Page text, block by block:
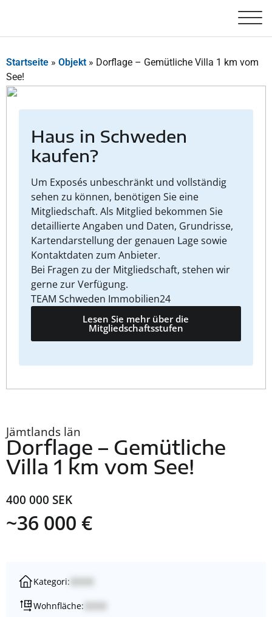
Startseite » Objekt » Dorflage – Gemütliche Villa 1 km vom
See!
Haus in Schweden
kaufen?
Um Exposés unbeschränkt und vollständig
sehen zu können, benötigen Sie eine
Mitgliedschaft. Als Mitglied bekommen Sie
detaillierte Angaben und Daten, Grundrisse,
Kartendarstellung der genauen Lage sowie
Kontaktdaten zum Anbieter.
Bei Fragen zu der Mitgliedschaft, stehen wir
gerne zur Verfügung.
TEAM Schweden Immobilien24
Lesen Sie mehr über die
Mitgliedschaftsstufen
Jämtlands län
Dorflage – Gemütliche
Villa 1 km vom See!
400 000 SEK
~36 000 €
Kategori:
Wohnfläche: